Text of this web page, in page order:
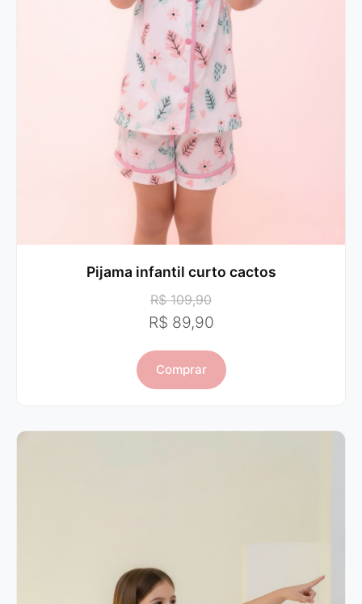
Pijama infantil curto cactos
R$ 109,90
R$ 89,90
Comprar